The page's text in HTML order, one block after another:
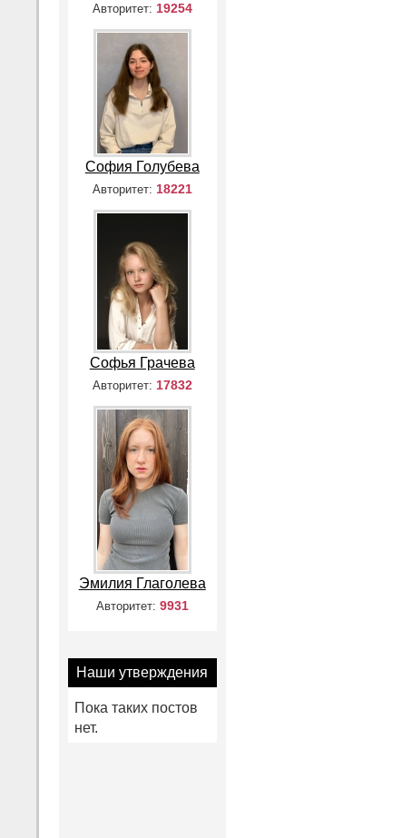
Авторитет: 19254
София Голубева
Авторитет: 18221
Софья Грачева
Авторитет: 17832
Эмилия Глаголева
Авторитет: 9931
Наши утверждения
Пока таких постов
нет.